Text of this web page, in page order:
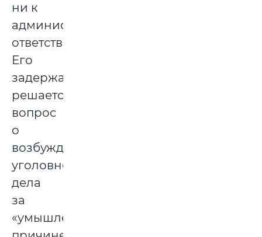
ни к
административной
ответственности.
Его
задержали,
решается
вопрос
о
возбуждении
уголовного
дела
за
«умышленное